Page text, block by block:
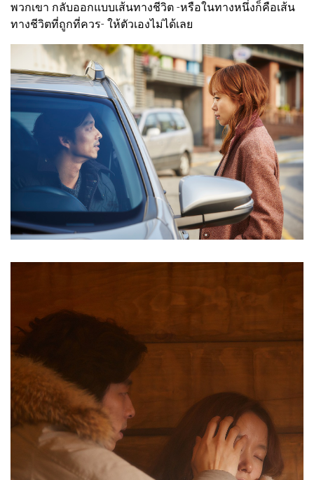
พวกเขา กลับออกแบบเส้นทางชีวิต -หรือในทางหนึ่งก็คือเส้น
ทางชีวิตที่ถูกที่ควร- ให้ตัวเองไม่ได้เลย